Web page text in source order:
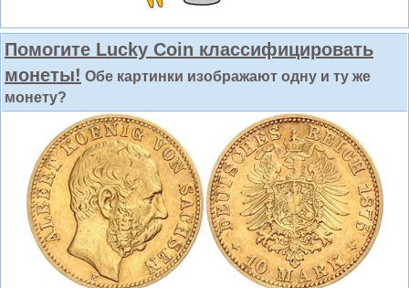
Помогите Lucky Coin классифицировать
монеты! Обе картинки изображают одну и ту же
монету?